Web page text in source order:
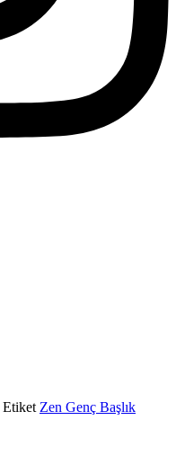
Etiket Zen Genç Başlık